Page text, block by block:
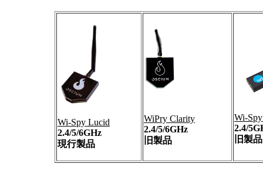
Wi-Spy Lucid
2.4/5/6GHz
現行製品
WiPry Clarity
2.4/5/6GHz
旧製品
Wi-
2.4/
旧製品